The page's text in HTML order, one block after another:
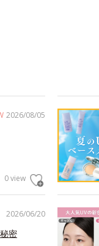
2026/08/05
0 view
2026/06/20
密